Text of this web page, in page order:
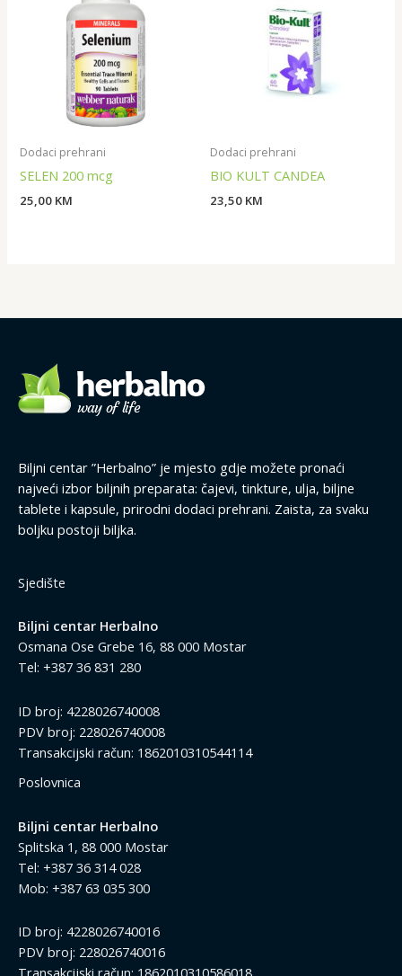
Dodaci prehrani
SELEN 200 mcg
25,00 KM
Dodaci prehrani
BIO KULT CANDEA
23,50 KM
Biljni centar ”Herbalno” je mjesto gdje možete pronaći
najveći izbor biljnih preparata: čajevi, tinkture, ulja, biljne
tablete i kapsule, prirodni dodaci prehrani. Zaista, za svaku
boljku postoji biljka.
Sjedište
Biljni centar Herbalno
Osmana Ose Grebe 16, 88 000 Mostar
Tel: +387 36 831 280
ID broj: 4228026740008
PDV broj: 228026740008
Transakcijski račun: 1862010310544114
Poslovnica
Biljni centar Herbalno
Splitska 1, 88 000 Mostar
Tel: +387 36 314 028
Mob: +387 63 035 300
ID broj: 4228026740016
PDV broj: 228026740016